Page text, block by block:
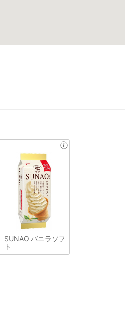
SUNAO バニラソフ
ト